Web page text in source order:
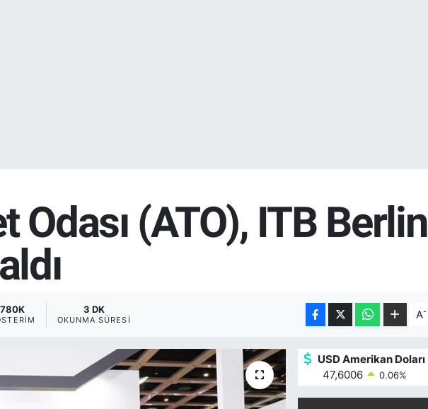
Odası (ATO), ITB Berlin
780K 3 DK
OKUNMA SÜRESI A-
USD Amerikan Doları
47,6006
0.06%